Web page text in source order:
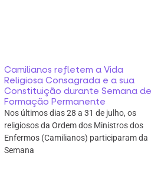
Camilianos refletem a Vida
Religiosa Consagrada e a sua
Constituição durante Semana de
Formação Permanente
Nos últimos dias 28 a 31 de julho, os
religiosos da Ordem dos Ministros dos
Enfermos (Camilianos) participaram da
Semana